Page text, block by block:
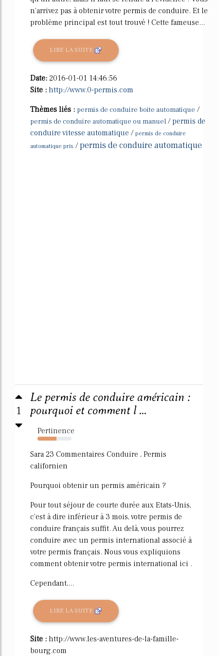
n'arrivez pas à obtenir votre permis de conduire. Et le
problème principal est tout trouvé ! Cette fameuse...
LIRE LA SUITE
Date: 2016-01-01 14:46:56
Site : http://www.0-permis.com
Thèmes liés : permis de conduire boite automatique /
permis de conduire automatique ou manuel /permis de
conduire vitesse automatique / permis de conduire
automatique prix /permis de conduire automatique
1
Le permis de conduire américain :
pourquoi et comment l ...
Pertinence
55%
Sara 23 Commentaires Conduire , Permis
californien
Pourquoi obtenir un permis américain ?
Pour tout séjour de courte durée aux Etats-Unis,
c'est à dire inférieur à 3 mois, votre permis de
conduire français suffit. Au delà, vous pourrez
conduire avec un permis international associé à
votre permis français. Nous vous expliquions
comment obtenir votre permis international ici .
Cependant,...
LIRE LA SUITE
Site : http://www.les-aventures-de-la-famille-
bourg.com